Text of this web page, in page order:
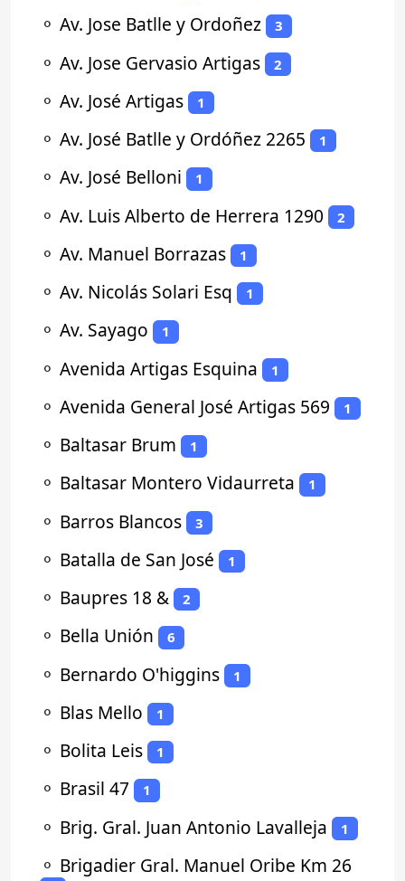
⚬ Av. Jose Batlle y Ordoñez 3
⚬ Av. Jose Gervasio Artigas 2
⚬ Av. José Artigas 1
⚬ Av. José Batlle y Ordóñez 2265 1
⚬ Av. José Belloni 1
⚬ Av. Luis Alberto de Herrera 1290 2
⚬ Av. Manuel Borrazas 1
⚬ Av. Nicolás Solari Esq 1
⚬ Av. Sayago 1
⚬ Avenida Artigas Esquina 1
⚬ Avenida General José Artigas 569 1
⚬ Baltasar Brum 1
⚬ Baltasar Montero Vidaurreta 1
⚬ Barros Blancos 3
⚬ Batalla de San José 1
⚬ Baupres 18 & 2
⚬ Bella Unión 6
⚬ Bernardo O'higgins 1
⚬ Blas Mello 1
⚬ Bolita Leis 1
⚬ Brasil 47 1
⚬ Brig. Gral. Juan Antonio Lavalleja 1
⚬ Brigadier Gral. Manuel Oribe Km 26